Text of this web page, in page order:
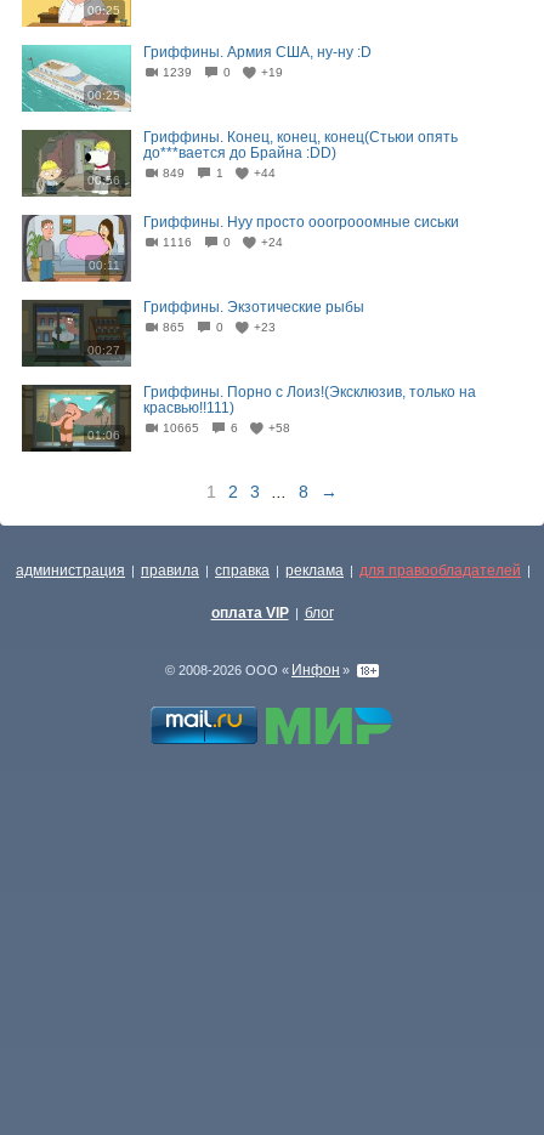
00:25
00:25
Гриффины. Армия США, ну-ну :D
1239 0 +19
00:56
Гриффины. Конец, конец, конец(Стьюи опять
до***вается до Брайна :DD)
849 1 +44
00:11
Гриффины. Нуу просто ооогрооомные сиськи
1116 0 +24
00:27
Гриффины. Экзотические рыбы
865 0 +23
01:06
Гриффины. Порно с Лоиз!(Эксклюзив, только на
красвью!!111)
10665 6 +58
1 2 3 8 →
администрация | правила | справка | реклама | для правообладателей |
оплата VIP | блог
© 2008-2026 ООО « Инфон »